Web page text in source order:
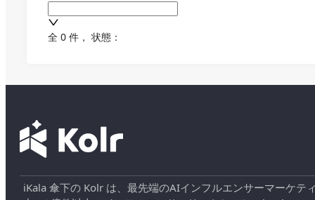
全 0 件 ， 状態：
iKala 傘下の Kolr は、最先端のAIインフルエンサーマーケ